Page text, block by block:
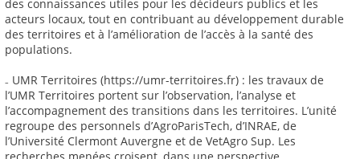
des connaissances utiles pour les décideurs publics et les
acteurs locaux, tout en contribuant au développement durable
des territoires et à l’amélioration de l’accès à la santé des
populations.
₋ UMR Territoires (https://umr-territoires.fr) : les travaux de
l’UMR Territoires portent sur l’observation, l’analyse et
l’accompagnement des transitions dans les territoires. L’unité
regroupe des personnels d’AgroParisTech, d’INRAE, de
l’Université Clermont Auvergne et de VetAgro Sup. Les